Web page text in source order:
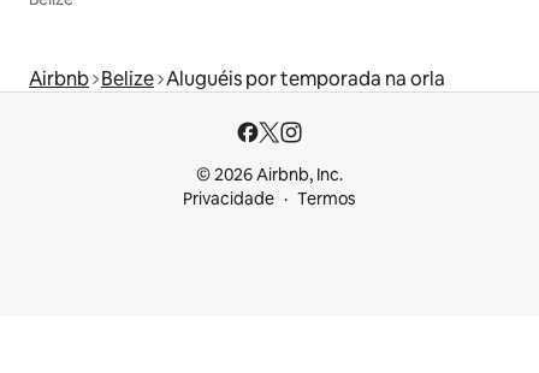
Airbnb Belize Aluguéis por temporada na orla
© 2026 Airbnb, Inc.
Privacidade
Termos